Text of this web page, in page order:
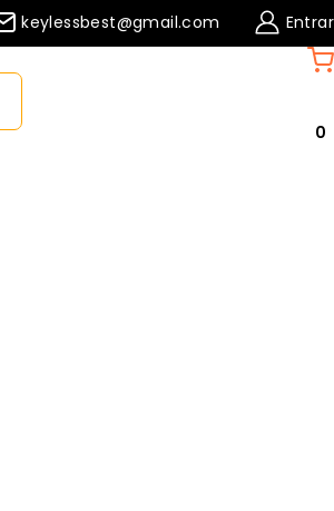
keylessbest@gmail.com Entrar
0